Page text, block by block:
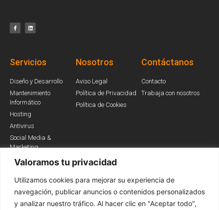
Valoramos tu privacidad
Utilizamos cookies para mejorar su experiencia de
navegación, publicar anuncios o contenidos personalizados
y analizar nuestro tráfico. Al hacer clic en "Aceptar todo",
Servicios
Diseño y Desarrollo
Mantenimiento
Informático
Hosting
Antivirus
Social Media &
Marketing
Nosotros
Aviso Legal
Política de Privacidad
Política de Cookies
Contáctanos
Contacto
Trabaja con nosotros
Somos Partners